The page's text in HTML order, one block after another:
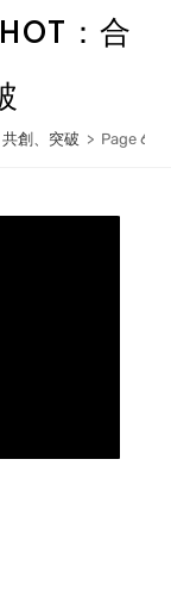
：合
創、突破 > Page 6